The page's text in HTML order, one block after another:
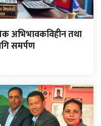
अभिभावकविहीन तथा
समर्पण